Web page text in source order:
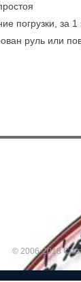
погрузки, за
руль или
© 2006-2018